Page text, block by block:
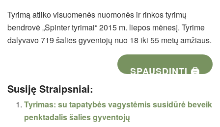
Tyrimą atliko visuomenės nuomonės ir rinkos tyrimų
bendrovė „Spinter tyrimai“ 2015 m. liepos mėnesį. Tyrime
dalyvavo 719 šalies gyventojų nuo 18 iki 55 metų amžiaus.
SPAUSDINTI 🖨
Susiję Straipsniai:
Tyrimas: su tapatybės vagystėmis susidūrė beveik
penktadalis šalies gyventojų